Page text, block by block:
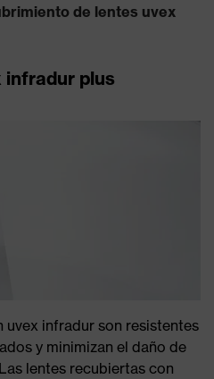
de lentes uvex
infradur plus
uvex infradur son resistentes
y minimizan el daño de
lentes recubiertas con